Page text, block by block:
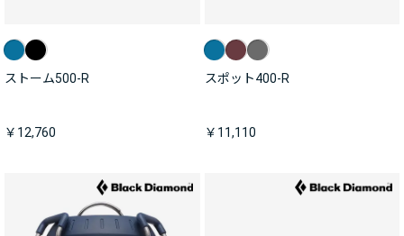
ストーム500-R
￥12,760
スポット400-R
￥11,110